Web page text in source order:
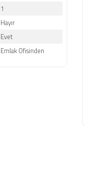
1
Hayır
Evet
Emlak Ofisinden